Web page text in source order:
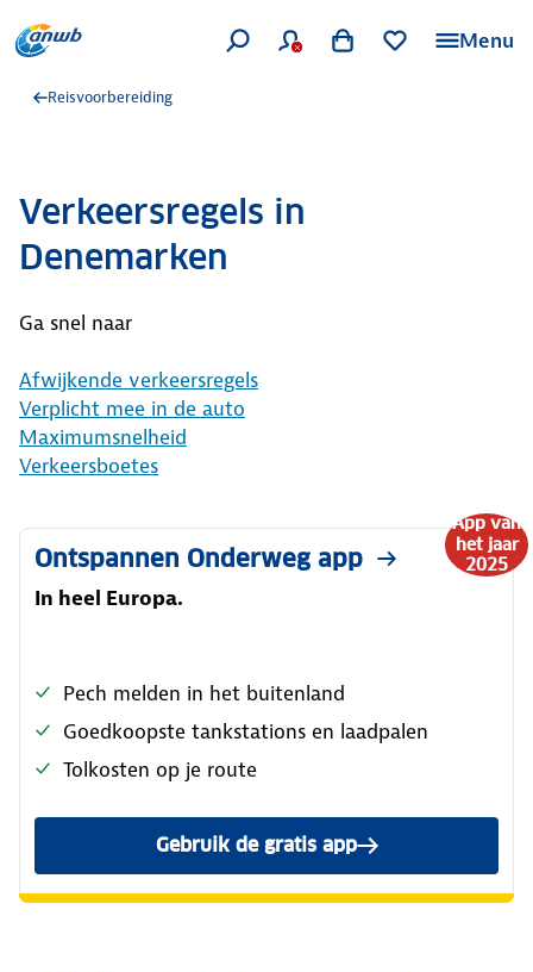
Menu
Reisvoorbereiding
Verkeersregels in
Denemarken
Ga snel naar
Afwijkende verkeersregels
Verplicht mee in de auto
Maximumsnelheid
Verkeersboetes
App van
het jaar
2025
Ontspannen Onderweg app
In heel Europa.
Pech melden in het buitenland
Goedkoopste tankstations en laadpalen
Tolkosten op je route
Gebruik de gratis app